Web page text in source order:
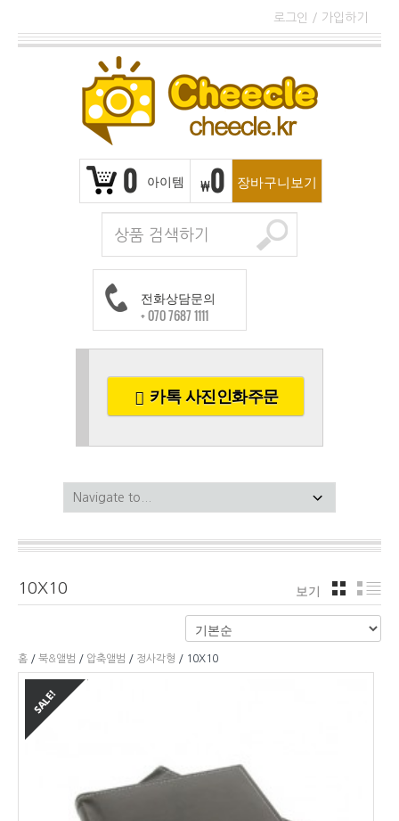
로그인 / 가입하기
0 아이템 ₩0 장바구니보기
전화상담문의
+ 070 7687 1111
카톡 사진인화주문
10X10 보기 격자
홈 / 북&앨범 / 압축앨범 / 정사각형 / 10X10